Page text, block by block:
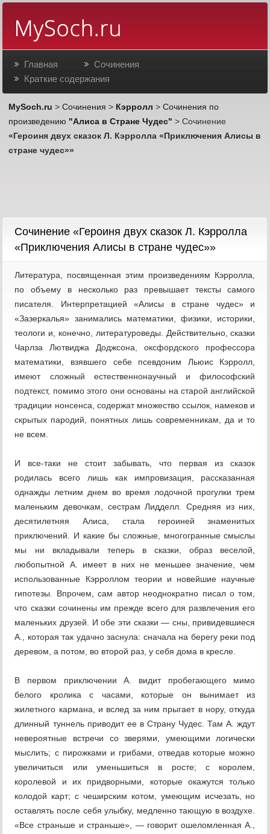
Главная
Сочинения
Краткие содержания
MySoch.ru >Сочинения > Кэрролл >Сочинения по
произведению "Алиса в Стране Чудес" > Сочинение
«Героиня двух сказок Л. Кэрролла «Приключения Алисы в
стране чудес»»
Cочинение «Героиня двух сказок Л. Кэрролла
«Приключения Алисы в стране чудес»»
Литература, посвященная этим произведениям Кэрролла,
по объему в несколько раз превышает тексты самого
писателя. Интерпретацией «Алисы в стране чудес» и
«Зазеркалья» занимались математики, физики, историки,
теологи и, конечно, литературоведы. Действительно, сказки
Чарлза Лютвиджа Доджсона, оксфордского профессора
математики, взявшего себе псевдоним Льюис Кэрролл,
имеют сложный естественнонаучный и философский
подтекст, помимо этого они основаны на старой английской
традиции нонсенса, содержат множество ссылок, намеков и
скрытых пародий, понятных лишь современникам, да и то
не всем.
И все-таки не стоит забывать, что первая из сказок
родилась всего лишь как импровизация, рассказанная
однажды летним днем во время лодочной прогулки трем
маленьким девочкам, сестрам Лидделл. Средняя из них,
десятилетняя Алиса, стала героиней знаменитых
приключений. И какие бы сложные, многогранные смыслы
мы ни вкладывали теперь в сказки, образ веселой,
любопытной А. имеет в них не меньшее значение, чем
использованные Кэрроллом теории и новейшие научные
гипотезы. Впрочем, сам автор неоднократно писал о том,
что сказки сочинены им прежде всего для развлечения его
маленьких друзей. И обе эти сказки — сны, привидевшиеся
А., которая так удачно заснула: сначала на берегу реки под
деревом, а потом, во второй раз, у себя дома в кресле.
В первом приключении А. видит пробегающего мимо
белого кролика с часами, которые он вынимает из
жилетного кармана, и вслед за ним прыгает в нору, откуда
длинный туннель приводит ее в Страну Чудес. Там А. ждут
невероятные встречи со зверями, умеющими логически
мыслить; с пирожками и грибами, отведав которые можно
увеличиться или уменьшиться в росте; с королем,
королевой и их придворными, которые окажутся только
колодой карт; с чеширским котом, умеющим исчезать, но
оставлять после себя улыбку, медленно тающую в воздухе.
«Все страньше и страньше», — говорит ошеломленная А.,